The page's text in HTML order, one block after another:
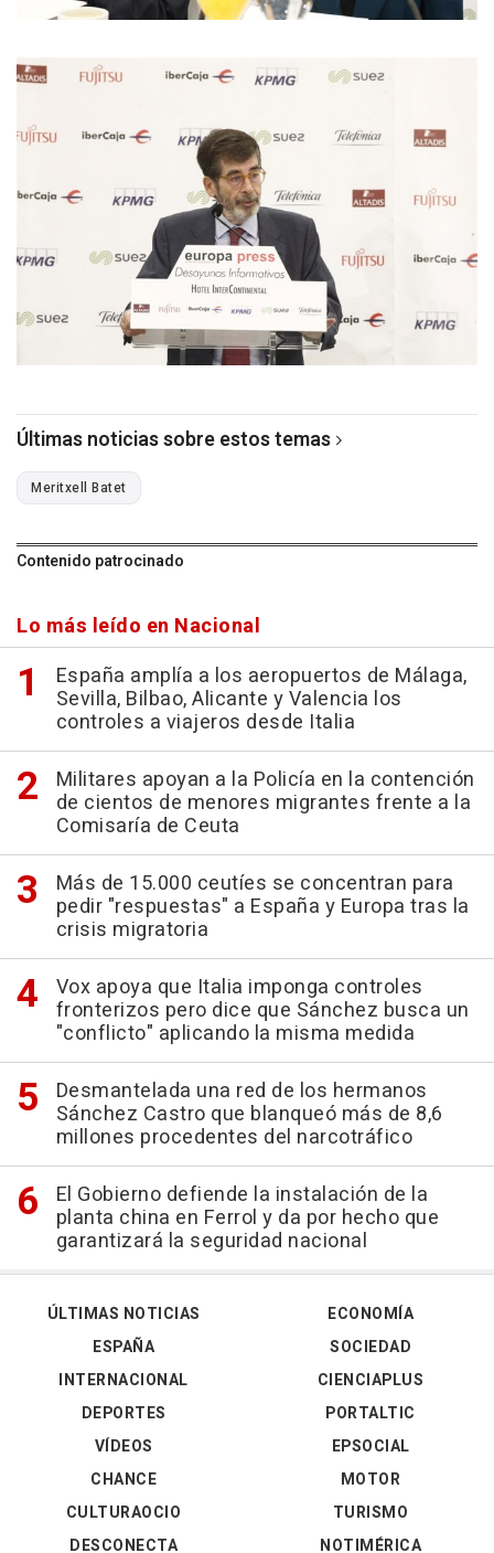
Últimas noticias sobre estos temas
Meritxell Batet
Contenido patrocinado
Lo más leído en Nacional
España amplía a los aeropuertos de Málaga,
Sevilla, Bilbao, Alicante y Valencia los
controles a viajeros desde Italia
Militares apoyan a la Policía en la contención
de cientos de menores migrantes frente a la
Comisaría de Ceuta
Más de 15.000 ceutíes se concentran para
pedir "respuestas" a España y Europa tras la
crisis migratoria
Vox apoya que Italia imponga controles
fronterizos pero dice que Sánchez busca un
"conflicto" aplicando la misma medida
Desmantelada una red de los hermanos
Sánchez Castro que blanqueó más de 8,6
millones procedentes del narcotráfico
El Gobierno defiende la instalación de la
planta china en Ferrol y da por hecho que
garantizará la seguridad nacional
ÚLTIMAS NOTICIAS
ESPAÑA
INTERNACIONAL
DEPORTES
VÍDEOS
ECONOMÍA
SOCIEDAD
CIENCIAPLUS
PORTALTIC
EPSOCIAL
CHANCE
CULTURAOCIO
DESCONECTA
MOTOR
TURISMO
NOTIMÉRICA